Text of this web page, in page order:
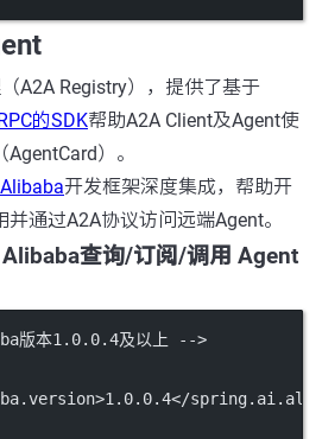
A2A Registry），提供了基于
的SDK帮助A2A Client及Agent使
）。
开发框架深度集成，帮助开
通过A2A协议访问远端Agent。
查询/订阅/调用 Agent
版本1.0.0.4及以上 -->
>1.0.0.4</